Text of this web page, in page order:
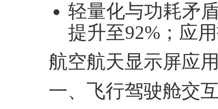
轻量化与功耗矛
提升至92% ；应
航空航天显示屏应
一、飞行驾驶舱交